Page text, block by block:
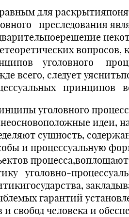
для
преследования
вопросов,
уголовного
всего, следует
принципов
уголовного
идеи,
сущность,
и процессуальную
уголовно-
гарантий
и свобод человека и